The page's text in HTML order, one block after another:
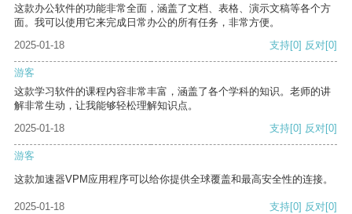
这款办公软件的功能非常全面，涵盖了文档、表格、演示文稿等各个方
面。我可以使用它来完成日常办公的所有任务，非常方便。
2025-01-18
支持[0] 反对[0]
游客
这款学习软件的课程内容非常丰富，涵盖了各个学科的知识。老师的讲
解非常生动，让我能够轻松理解知识点。
2025-01-18
支持[0] 反对[0]
游客
这款加速器VPM应用程序可以给你提供全球覆盖和最高安全性的连接。
2025-01-18 支持[0] 反对[0]